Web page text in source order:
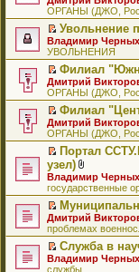
ю
б
щ
е
н
и
ю
м
у
с
о
о
б
щ
е
н
и
ю
т
а
н
н
о
м
у
с
о
о
б
щ
е
н
и
ю
п
р
о
ч
и
т
а
н
н
о
м
у
с
о
о
б
щ
е
н
и
ю
о
м
у
н
е
п
р
о
ч
и
т
а
н
н
о
м
у
с
о
о
б
щ
е
н
и
к
п
е
р
в
о
м
у
н
е
п
р
о
ч
и
т
а
н
н
о
м
у
с
о
о
р
е
й
т
и
к
п
е
р
в
о
м
у
н
е
п
р
о
ч
и
т
а
н
н
о
ОРГАНЫ (ДЖО,
П
е
р
е
й
т
и
к
п
е
р
в
о
м
у
н
е
п
р
о
ч
и
Увольнение
Владимир Черных
УВОЛЬНЕНИЯ
П
е
р
е
й
т
и
к
п
е
р
в
о
м
у
н
е
п
Филиал
Дмитрий
ОРГАНЫ (ДЖО,
П
е
р
й
т
и
к
п
е
р
в
о
м
Филиал
Дмитрий
ОРГАНЫ (ДЖО,
П
е
р
е
й
т
и
к
п
е
р
Портал
узел)
В
л
о
ж
е
н
и
я
Владимир Черных
государственные
П
е
р
е
й
т
Дмитрий
проблемах
П
е
Служба в
Владимир Черных
службы